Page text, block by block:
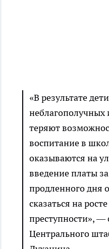
«В результате
неблагополучных
теряют
воспитание в
оказываются на
введение платы
продленного дня
сказаться на
преступности», —
Центрального